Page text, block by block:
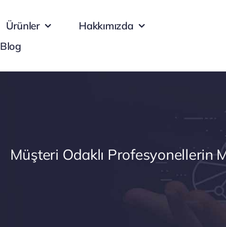
Ürünler
Hakkımızda
Blog
Müşteri Odaklı Profesyonellerin